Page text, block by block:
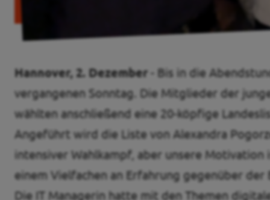
Hannover, 2. Dezember - Bis in die
vergangenen Sonntag. Die Mitglieder der
wählten anschließend eine 20-köpfige
Angeführt wird die Liste von Alexandra
intensiver Wahlkampf, aber unsere
einem Vielfachen an Erfahrung gegenüber
Die IT Managerin hatte mit den Themen